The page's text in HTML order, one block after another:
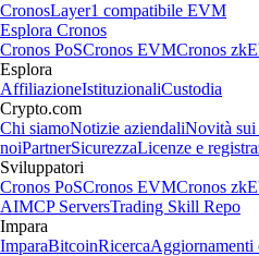
CronosLayer1 compatibile EVM
Esplora Cronos
Cronos PoSCronos EVMCronos
Esplora
AffiliazioneIstituzionaliCustodia
Crypto.com
Chi siamoNotizie aziendaliNovità sui
noiPartnerSicurezzaLicenze e
Sviluppatori
Cronos PoSCronos EVMCronos
AIMCP ServersTrading Skill Repo
Impara
ImparaBitcoinRicercaAggiornamenti